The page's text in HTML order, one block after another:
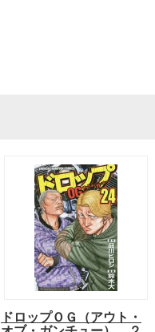
ドロップＯＧ（アウト・